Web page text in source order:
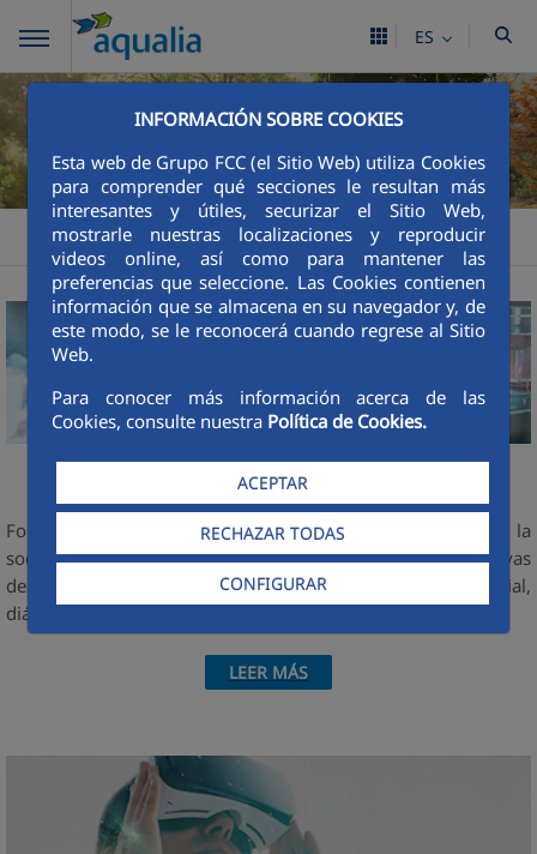
INFORMACIÓN SOBRE COOKIES
Esta web de Grupo FCC (el Sitio Web) utiliza Cookies
para comprender qué secciones le resultan más
interesantes y útiles, securizar el Sitio Web,
mostrarle nuestras localizaciones y reproducir
videos online, así como para mantener las
preferencias que seleccione. Las Cookies contienen
información que se almacena en su navegador y, de
este modo, se le reconocerá cuando regrese al Sitio
Web.
Para conocer más información acerca de las
Cookies, consulte nuestra Política de Cookies.
ACEPTAR
RECHAZAR TODAS
CONFIGURAR
ES
Aqualia ES Sostenibilidad Gestion ASG
Sostenibilidad Social
Fortalecer el vínculo de la compañía con su entorno y con la
sociedad, merecer su confianza y crédito, mediante iniciativas
de puesta en valor y valor añadido en materia de acción social,
diálogo y transferencia de conocimiento y experiencia. a
LEER MÁS